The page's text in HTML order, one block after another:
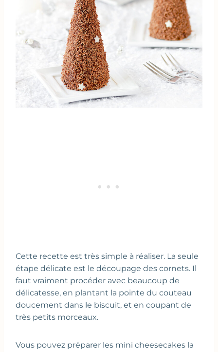
Cette recette est très simple à réaliser. La seule
étape délicate est le découpage des cornets. Il
faut vraiment procéder avec beaucoup de
délicatesse, en plantant la pointe du couteau
doucement dans le biscuit, et en coupant de
très petits morceaux.
Vous pouvez préparer les mini cheesecakes la